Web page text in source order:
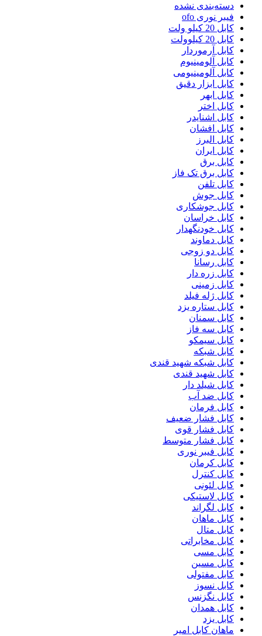
دسته‌بندی نشده
فیبر نوری ofo
کابل 20 کیلو ولت
کابل 20 کیلوولت
کابل آرموردار
کابل آلومینیوم
کابل آلومینیومی
کابل ابزار دقیق
کابل ابهر
کابل اختر
کابل اشنایدر
کابل افشان
کابل البرز
کابل ایران
کابل برق
کابل برق تک فاز
کابل تلفن
کابل جوش
کابل جوشکاری
کابل خراسان
کابل خودنگهدار
کابل دماوند
کابل دو زوجی
کابل رسانا
کابل زره دار
کابل زمینی
کابل ژله فیلد
کابل ستاره یزد
کابل سمنان
کابل سه فاز
کابل سیمکو
کابل شبکه
کابل شبکه شهید قندی
کابل شهید قندی
کابل شیلد دار
کابل ضد آب
کابل فرمان
کابل فشار ضعیف
کابل فشار قوی
کابل فشار متوسط
کابل فیبر نوری
کابل کرمان
کابل کنترل
کابل لئونی
کابل لاستیکی
کابل لگراند
کابل ماهان
کابل متال
کابل مخابراتی
کابل مسی
کابل مسین
کابل مفتولی
کابل نسوز
کابل نگزنس
کابل همدان
کابل یزد
ماهان کابل امیر